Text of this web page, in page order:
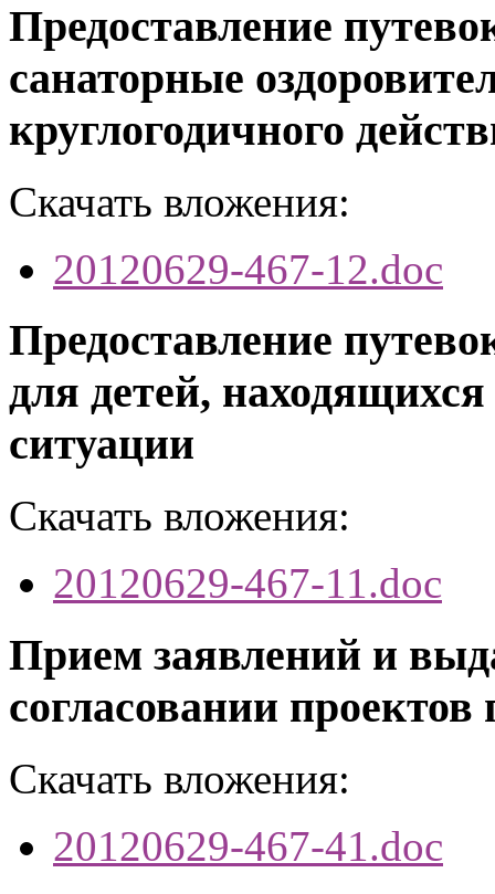
Предоставление
санаторные
круглогодичного
Скачать вложения:
20120629-467-12.doc
Предоставление
для детей,
ситуации
Скачать вложения:
20120629-467-11.doc
Прием заявлений и
согласовании
Скачать вложения:
20120629-467-41.doc